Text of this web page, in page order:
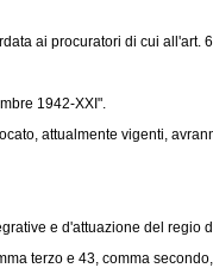
ai procuratori di cui all'art.
1942-XXI".
attualmente vigenti,
e d'attuazione del
terzo e 43, comma